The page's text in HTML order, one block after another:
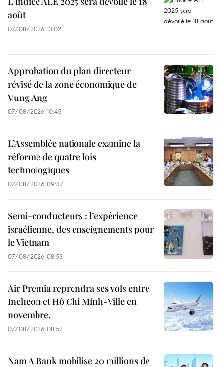
août
07/08/2026 13:02
Approbation du plan directeur
révisé de la zone économique de
Vung Ang
07/08/2026 10:45
L’Assemblée nationale examine la
réforme de quatre lois
technologiques
07/08/2026 09:37
Semi-conducteurs : l’expérience
israélienne, des enseignements pour
le Vietnam
07/08/2026 08:53
Air Premia reprendra ses vols entre
Incheon et Hô Chi Minh-Ville en
novembre.
07/08/2026 08:52
Nam A Bank mobilise 20 millions de